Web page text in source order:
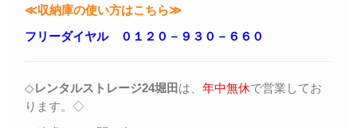
≪収納庫の使い方はこちら≫
フリーダイヤル ０１２０－９３０－６６０
◇レンタルストレージ24堀田 は、 年中無休で営業してお
ります。◇